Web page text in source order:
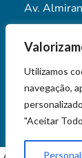
Utilizamos
navegação,
"Aceitar
Av.